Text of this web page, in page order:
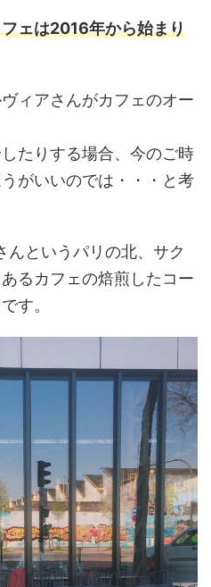
ェは2016年から始まり
ィアさんがカフェのオー
たりする場合、今のご時
がいいのでは・・・と考
んというパリの北、サク
るカフェの焙煎したコー
す。